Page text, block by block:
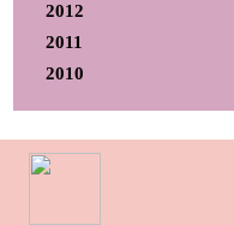
2012
2011
2010